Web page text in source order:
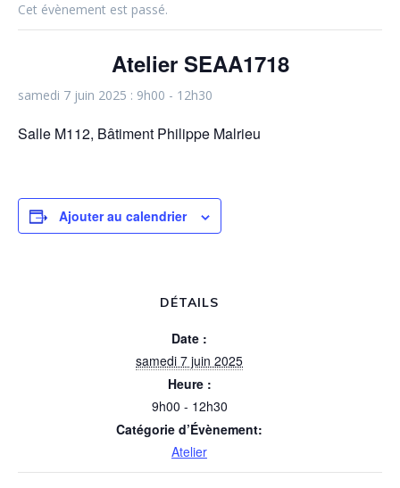
Cet évènement est passé.
Atelier SEAA1718
samedi 7 juin 2025 : 9h00 - 12h30
Salle M112, Bâtiment Philippe Malrieu
Ajouter au calendrier
DÉTAILS
Date :
samedi 7 juin 2025
Heure :
9h00 - 12h30
Catégorie d’Évènement:
Atelier